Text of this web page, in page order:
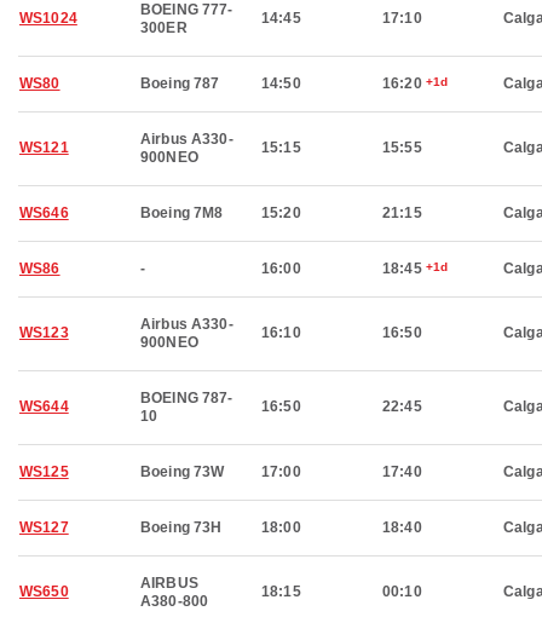
WS1024
BOEING 777-
300ER
14:45 17:10
WS80 Boeing 787 14:50 16:20 +1d
WS121
Airbus A330-
900NEO
15:15 15:55
WS646 Boeing 7M8 15:20 21:15
WS86 - 16:00 18:45 +1d
WS123
Airbus A330-
900NEO
16:10 16:50
WS644
BOEING 787-
10
16:50 22:45
WS125 Boeing 73W 17:00 17:40
WS127 Boeing 73H 18:00 18:40
WS650
AIRBUS
A380-800
18:15 00:10